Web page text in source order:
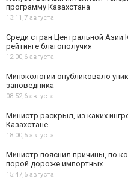
программу Казахстана
13:11,7 августа
Среди стран Центральной Азии
рейтинге благополучия
12:00,6 августа
Минэкологии опубликовало
заповедника
08:52,6 августа
Министр раскрыл, из каких
Казахстане
18:00,5 августа
Министр пояснил причины, по
порой дороже импортных
15:47,5 августа